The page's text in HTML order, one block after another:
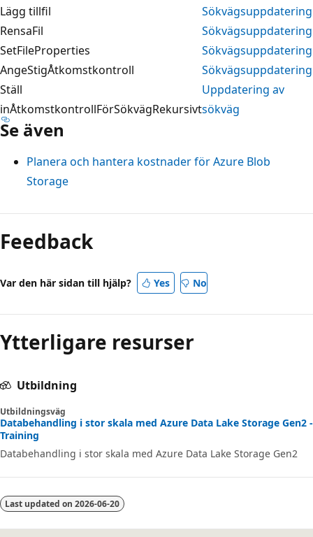
Lägg tillfil
Sökvägsuppdatering
RensaFil
Sökvägsuppdatering
SetFileProperties
Sökvägsuppdatering
AngeStigÅtkomstkontroll
Sökvägsuppdatering
Ställ
inÅtkomstkontrollFörSökvägRekursivt
Uppdatering av
sökväg
Se även
Planera och hantera kostnader för Azure Blob
Storage
Feedback
Var den här sidan till hjälp? Yes No
Ytterligare resurser
Utbildning
Utbildningsväg
Databehandling i stor skala med Azure Data Lake Storage Gen2 -
Training
Databehandling i stor skala med Azure Data Lake Storage Gen2
Last updated on 2026-06-20